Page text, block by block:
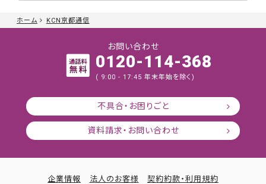
ホーム KCN京都通信
お問い合わせ
0120-114-368
( 9:00 - 17:45 年末年始を除く)
不具合・お困りごと
資料請求・お問い合わせ
企業情報 法人のお客様 契約約款・利用規約